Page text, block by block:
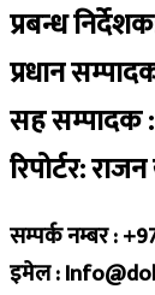
प्रबन्ध
प्रधान
सह सम्पादक
रिपोर्टर: राजन
सम्पर्क नम्बर :
इमेल :